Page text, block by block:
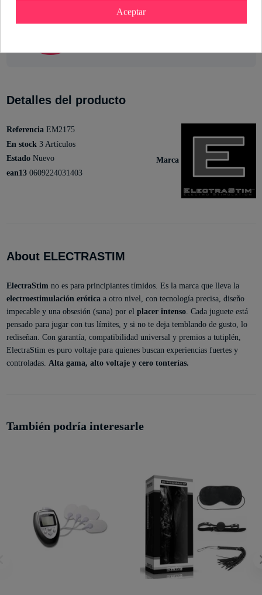
María Hernando
Detalles del producto
Marca
Referencia EM2175
En stock 3 Artículos
Estado Nuevo
ean13 0609224031403
About ELECTRASTIM
ElectraStim no es para principiantes tímidos. Es la marca que lleva la
electroestimulación erótica a otro nivel, con tecnología precisa, diseño
impecable y una obsesión (sana) por el placer intenso. Cada juguete está
pensado para jugar con tus límites, y si no te deja temblando de gusto, lo
rediseñan. Con garantía, compatibilidad universal y premios a tutiplén,
ElectraStim es puro voltaje para quienes buscan experiencias fuertes y
controladas. Alta gama, alto voltaje y cero tonterías.
También podría interesarle
Aceptar